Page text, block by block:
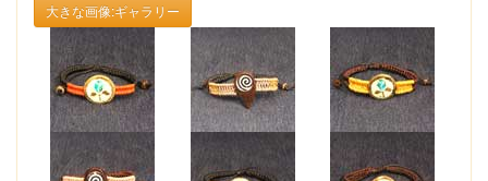
大きな画像:ギャラリー